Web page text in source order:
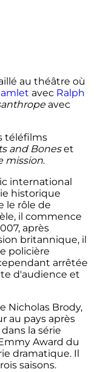
au théâtre où
avec Ralph
avec
téléfilms
and Boneset
mission.
international
historique
le rôle de
il commence
après
britannique, il
policière
arrêtée
d'audience et
Nicholas Brody,
au pays après
la série
Award du
dramatique. Il
saisons.